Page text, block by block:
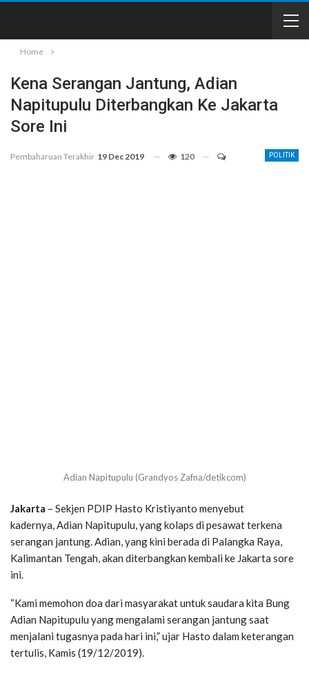
Home
Kena Serangan Jantung, Adian
Napitupulu Diterbangkan Ke Jakarta
Sore Ini
POLITIK
Pembaharuan Terakhir 19 Dec 2019 120
Adian Napitupulu (Grandyos Zafna/detikcom)
Jakarta – Sekjen PDIP Hasto Kristiyanto menyebut
kadernya, Adian Napitupulu, yang kolaps di pesawat terkena
serangan jantung. Adian, yang kini berada di Palangka Raya,
Kalimantan Tengah, akan diterbangkan kembali ke Jakarta sore
ini.
“Kami memohon doa dari masyarakat untuk saudara kita Bung
Adian Napitupulu yang mengalami serangan jantung saat
menjalani tugasnya pada hari ini,” ujar Hasto dalam keterangan
tertulis, Kamis (19/12/2019).